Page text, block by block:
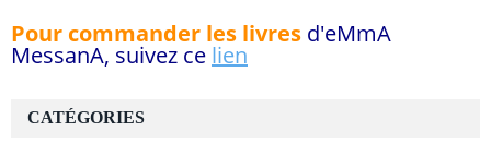
CATÉGORIES
Pour commander les livres d'eMmA
MessanA, suivez ce lien